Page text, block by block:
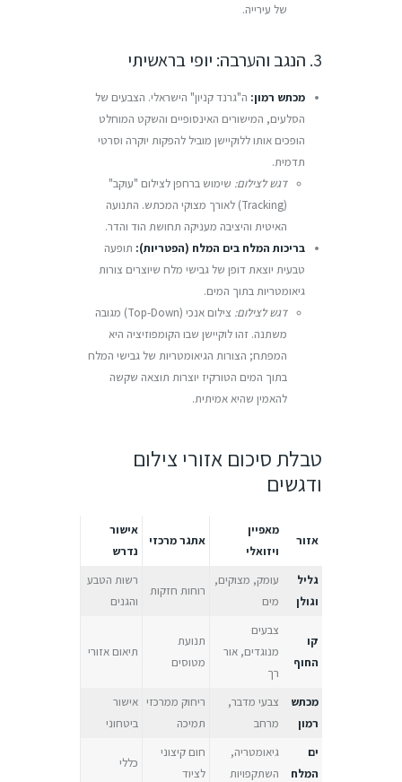
של עירייה.
3. הנגב והערבה: יופי בראשיתי
מכתש רמון: ה"גרנד קניון" הישראלי. הצבעים של
הסלעים, המישורים האינסופיים והשקט המוחלט
הופכים אותו ללוקיישן מוביל להפקות יוקרה וסרטי
תדמית.
דגש לצילום: שימוש ברחפן לצילום "עוקב"
(Tracking) לאורך מצוקי המכתש. התנועה
האיטית והיציבה מעניקה תחושת הוד והדר.
בריכות המלח בים המלח (הפטריות): תופעה
טבעית יוצאת דופן של גבישי מלח שיוצרים צורות
גיאומטריות בתוך המים.
דגש לצילום:
צילום אנכי (Top-Down) מגובה
משתנה. זהו לוקיישן שבו הקומפוזיציה היא
המפתח; הצורות הגיאומטריות של גבישי המלח
בתוך המים הטורקיז יוצרות תוצאה שקשה
להאמין שהיא אמיתית.
טבלת סיכום אזורי צילום
ודגשים
אזור
מאפיין
ויזואלי
אתגר מרכזי
אישור
נדרש
גליל
וגולן
עומק, מצוקים,
מים
רוחות חזקות
רשות הטבע
והגנים
קו
החוף
צבעים
מנוגדים, אור
רך
תנועת
מטוסים
תיאום אזורי
מכתש
רמון
צבעי מדבר,
מרחב
ריחוק ממרכזי
תמיכה
אישור
ביטחוני
ים
המלח
גיאומטריה,
השתקפויות
חום קיצוני
לציוד
כללי